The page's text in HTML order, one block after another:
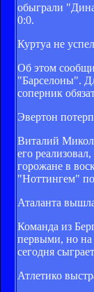
обыграли
0:0.
Куртуа не
Об этом
"Барселоны".
соперник
Эвертон
Виталий
его
горожане в
"Ноттингем"
Аталанта
Команда из
первыми, но на
сегодня
Атлетико